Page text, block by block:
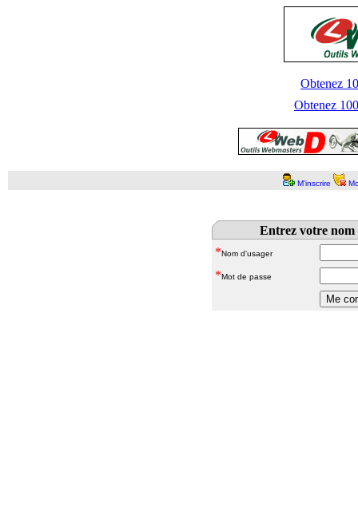
Obtenez
Obtenez
M'inscrire
Entrez votre nom
*Nom d'usager
*Mot de passe